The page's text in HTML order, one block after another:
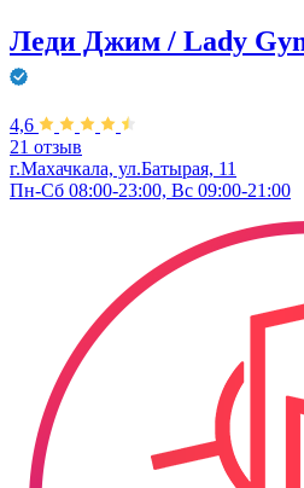
Леди Джим / Lady
4,6
21 отзыв
г.Махачкала, ул.Батырая, 11
Пн-Сб 08:00-23:00, Вс 09:00-21:00